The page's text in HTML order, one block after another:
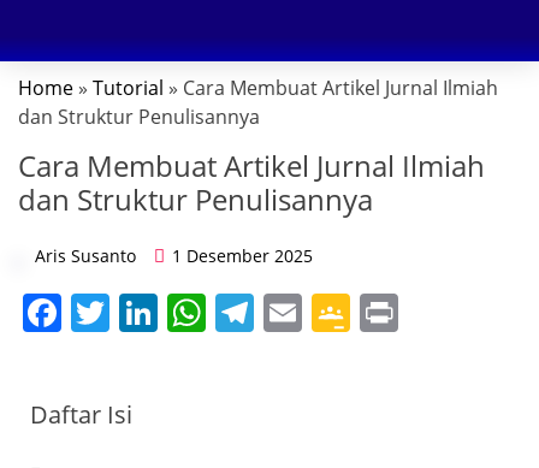
Home » Tutorial » Cara Membuat Artikel Jurnal Ilmiah
dan Struktur Penulisannya
Cara Membuat Artikel Jurnal Ilmiah
dan Struktur Penulisannya
Aris Susanto 1 Desember 2025
F
e
T
er
Li W T E G
Daftar Isi